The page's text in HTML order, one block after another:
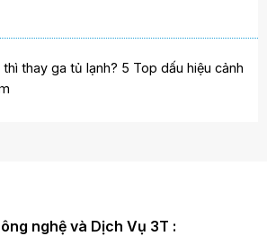
thì thay ga tủ lạnh? 5 Top dấu hiệu cảnh
nghệ và Dịch Vụ 3T :